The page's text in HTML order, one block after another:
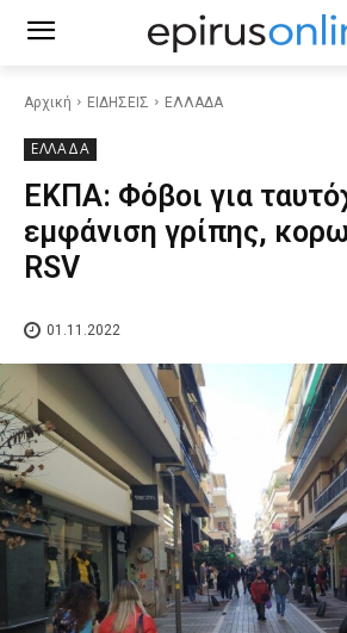
Αρχική ΕΙΔΗΣΕΙΣ ΕΛΛΑΔΑ
ΕΛΛΑΔΑ
ΕΚΠΑ: Φόβοι για
εμφάνιση γρίπης,
RSV
01.11.2022